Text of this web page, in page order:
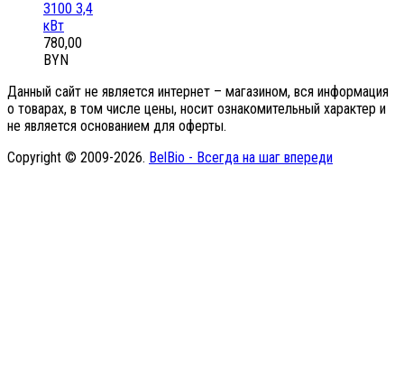
3100 3,4
кВт
780,00
BYN
Данный сайт не является интернет – магазином, вся информация
о товарах, в том числе цены, носит ознакомительный характер и
не является основанием для оферты.
Copyright © 2009-2026. BelBio - Всегда на шаг впереди